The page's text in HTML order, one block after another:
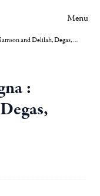
Menu
Second Sight. Mantegna : Samson and Delilah, Degas, Beach Scene
: